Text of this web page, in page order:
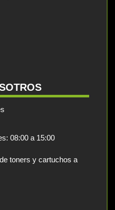
08:00 a 15:00
toners y cartuchos a